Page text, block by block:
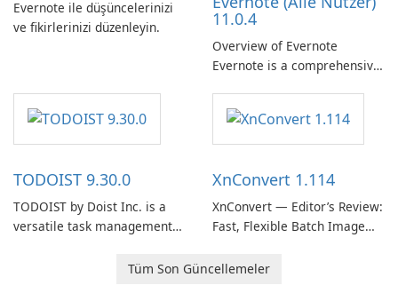
Evernote ile düşüncelerinizi
ve fikirlerinizi düzenleyin.
11.0.4
Overview of Evernote
Evernote is a comprehensive
software designed to help
users capture, organize, and
access information across
TODOIST 9.30.0
TODOIST by Doist Inc. is a
versatile task management
individuals and teams
XnConvert 1.114
XnConvert — Editor’s Review:
Fast, Flexible Batch Image
macOS and Linux XnConvert
Tüm Son Güncellemeler